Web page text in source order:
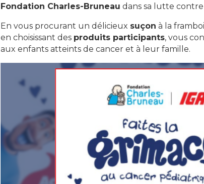
Fondation Charles-Bruneau dans sa lutte
En vous procurant un délicieux suçon à la
en choisissant des produits participants, vous
aux enfants atteints de cancer et à leur famille.